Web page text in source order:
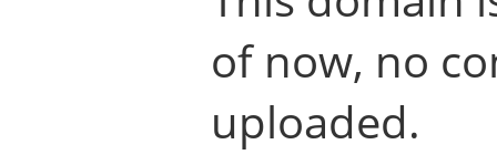
of now, no
uploaded.